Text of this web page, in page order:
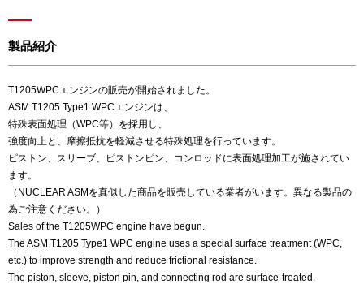
製品紹介
T1205WPCエンジンの販売が開始されました。
ASM T1205 Type1 WPCエンジンは、
特殊表面処理（WPC等）を採用し、
強度向上と、摩擦抵抗を軽減させる特殊処理を行っています。
ピストン、スリーブ、ピストンピン、コンロッドに表面処理加工が施されてい
ます。
（NUCLEAR ASMを真似した商品を販売している業者がいます。異なる製品の
為ご注意ください。）
Sales of the T1205WPC engine have begun.
The ASM T1205 Type1 WPC engine uses a special surface treatment (WPC,
etc.) to improve strength and reduce frictional resistance.
The piston, sleeve, piston pin, and connecting rod are surface-treated.